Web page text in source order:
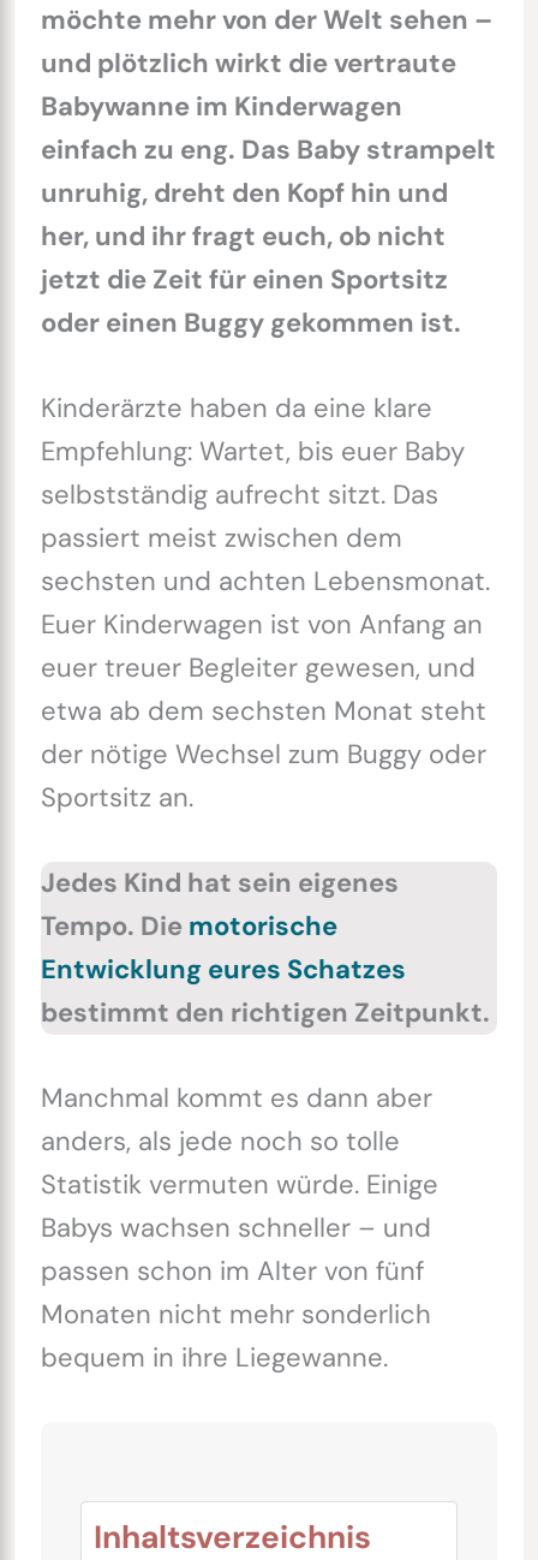
möchte mehr von der Welt sehen –
und plötzlich wirkt die vertraute
Babywanne im Kinderwagen
einfach zu eng. Das Baby strampelt
unruhig, dreht den Kopf hin und
her, und ihr fragt euch, ob nicht
jetzt die Zeit für einen Sportsitz
oder einen Buggy gekommen ist.
Kinderärzte haben da eine klare
Empfehlung: Wartet, bis euer Baby
selbstständig aufrecht sitzt. Das
passiert meist zwischen dem
sechsten und achten Lebensmonat.
Euer Kinderwagen ist von Anfang an
euer treuer Begleiter gewesen, und
etwa ab dem sechsten Monat steht
der nötige Wechsel zum Buggy oder
Sportsitz an.
Jedes Kind hat sein eigenes
Tempo. Die motorische
Entwicklung eures Schatzes
bestimmt den richtigen Zeitpunkt.
Manchmal kommt es dann aber
anders, als jede noch so tolle
Statistik vermuten würde. Einige
Babys wachsen schneller – und
passen schon im Alter von fünf
Monaten nicht mehr sonderlich
bequem in ihre Liegewanne.
Inhaltsverzeichnis